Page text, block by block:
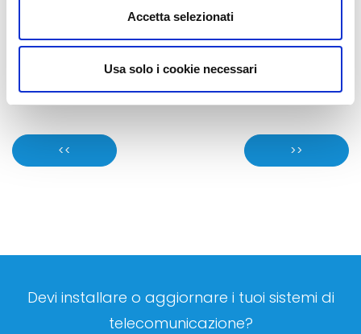
Accetta selezionati
Usa solo i cookie necessari
Misurazione temperatura corporea
<< >>
Devi installare o aggiornare i tuoi sistemi di
telecomunicazione?